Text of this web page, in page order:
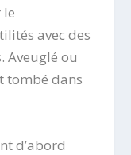
le
avec des
Aveuglé ou
tombé dans
d’abord